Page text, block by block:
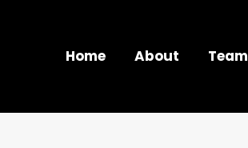
Home About Team